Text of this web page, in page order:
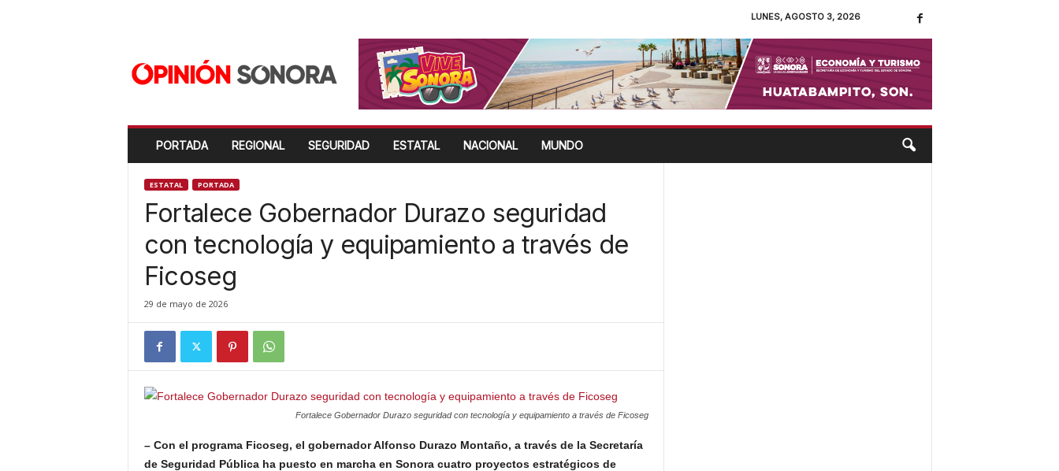
LUNES, AGOSTO 3, 2026
PORTADA REGIONAL SEGURIDAD ESTATAL NACIONAL MUNDO
ESTATAL PORTADA
Fortalece Gobernador Durazo seguridad
con tecnología y equipamiento a través de
Ficoseg
29 de mayo de 2026
Fortalece Gobernador Durazo seguridad con tecnología y equipamiento a través de Ficoseg
– Con el programa Ficoseg, el gobernador Alfonso Durazo Montaño, a través de la Secretaría
de Seguridad Pública ha puesto en marcha en Sonora cuatro proyectos estratégicos de